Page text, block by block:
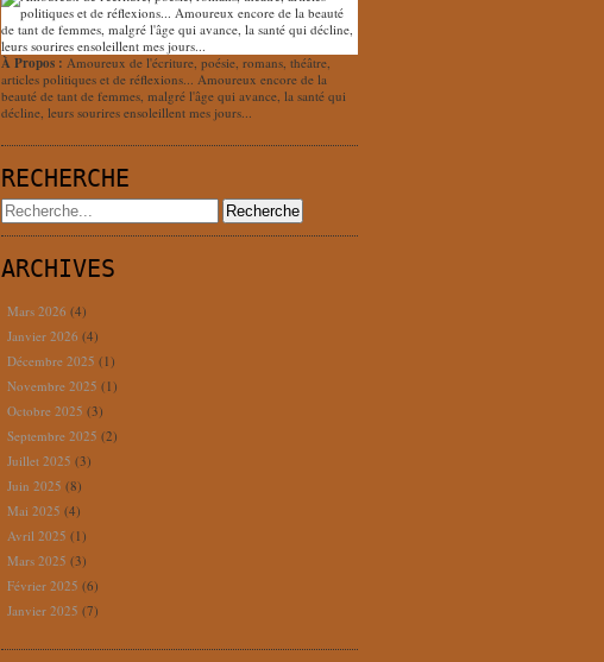
À Propos : Amoureux de l'écriture, poésie, romans, théâtre,
articles politiques et de réflexions... Amoureux encore de la
beauté de tant de femmes, malgré l'âge qui avance, la santé qui
décline, leurs sourires ensoleillent mes jours...
RECHERCHE
ARCHIVES
Mars 2026 (4)
Janvier 2026 (4)
Décembre 2025 (1)
Novembre 2025 (1)
Octobre 2025 (3)
Septembre 2025 (2)
Juillet 2025 (3)
Juin 2025 (8)
Mai 2025 (4)
Avril 2025 (1)
Mars 2025 (3)
Février 2025 (6)
Janvier 2025 (7)